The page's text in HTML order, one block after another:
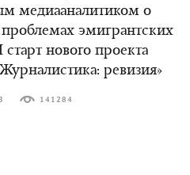
медиааналитиком о
эмигрантских
нового проекта
ревизия»
141284